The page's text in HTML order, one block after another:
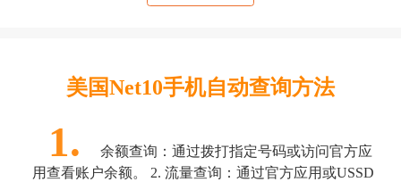
美国Net10手机自动查询方法
1.
余额查询：通过拨打指定号码或访问官方应
用查看账户余额。 2. 流量查询：通过官方应用或USSD